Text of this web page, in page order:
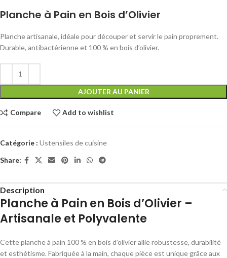
Planche à Pain en Bois d’Olivier
Planche artisanale, idéale pour découper et servir le pain proprement.
Durable, antibactérienne et 100 % en bois d’olivier.
AJOUTER AU PANIER
Compare Add to wishlist
Catégorie : Ustensiles de cuisine
Share:
Description
Planche à Pain en Bois d’Olivier –
Artisanale et Polyvalente
Cette planche à pain 100 % en bois d’olivier allie robustesse, durabilité
et esthétisme. Fabriquée à la main, chaque pièce est unique grâce aux